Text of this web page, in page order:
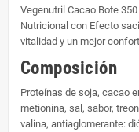
Vegenutril Cacao Bote
Nutricional con Efecto
vitalidad y un mejor
Composición
Proteínas de soja, cacao
metionina, sal, sabor,
valina, antiaglomerante: